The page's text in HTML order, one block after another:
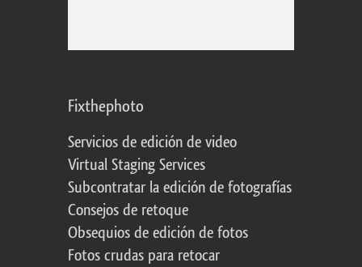
Fixthephoto
Servicios de edición de video
Virtual Staging Services
Subcontratar la edición de fotografías
Consejos de retoque
Obsequios de edición de fotos
Fotos crudas para retocar